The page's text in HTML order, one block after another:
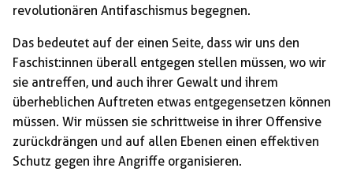
revolutionären Antifaschismus begegnen.
Das bedeutet auf der einen Seite, dass wir uns den
Faschist:innen überall entgegen stellen müssen, wo wir
sie antreffen, und auch ihrer Gewalt und ihrem
überheblichen Auftreten etwas entgegensetzen können
müssen. Wir müssen sie schrittweise in ihrer Offensive
zurückdrängen und auf allen Ebenen einen effektiven
Schutz gegen ihre Angriffe organisieren.